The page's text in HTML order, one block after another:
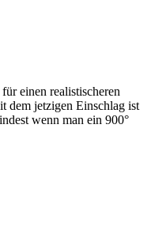
einen realistischeren
dem jetzigen Einschlag ist
wenn man ein 900°